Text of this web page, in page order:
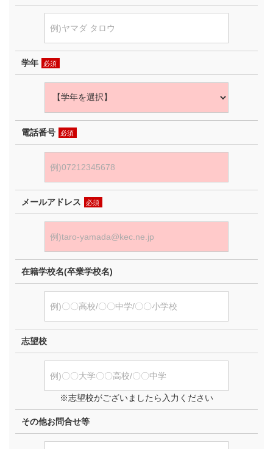
学年 必須
電話番号 必須
メールアドレス 必須
在籍学校名(卒業学校名)
志望校
※志望校がございましたら入力ください
その他お問合せ等